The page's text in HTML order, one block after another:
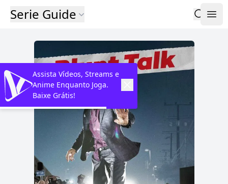
Serie Guide
Assista Vídeos, Streams e
Anime Enquanto Joga.
Baixe Grátis!